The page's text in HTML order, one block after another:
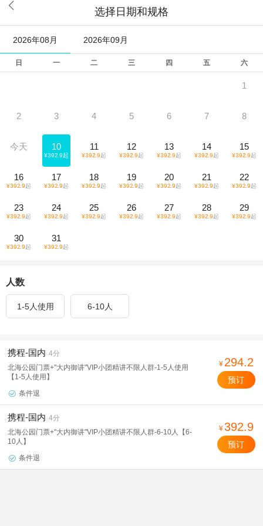

选择日期和规格
2026年08月 2026年09月
日 一 二 三 四 五 六
1
2 3 4 5 6 7 8
今天 10
¥392.9起
11
¥392.9起
12
¥392.9起
13
¥392.9起
14
¥392.9起
15
¥392.9起
16
¥392.9起
17
¥392.9起
18
¥392.9起
19
¥392.9起
20
¥392.9起
21
¥392.9起
22
¥392.9起
23
¥392.9起
24
¥392.9起
25
¥392.9起
26
¥392.9起
27
¥392.9起
28
¥392.9起
29
¥392.9起
30
¥392.9起
31
¥392.9起
人数
1-5人使用 6-10人
携程-国内 4分
北海公园门票+"大内御讲"VIP小团精讲不限人群-1-5人使用
【1-5人使用】
 条件退
¥ 294.2
预订
携程-国内 4分
北海公园门票+"大内御讲"VIP小团精讲不限人群-6-10人【6-
10人】
 条件退
¥392.9
预订